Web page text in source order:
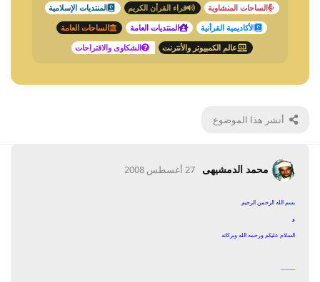
الساحات المنشاوية
قراء القرأن الكريم
المنتديات الإسلامية
الأكاديمية القرأنية
المنتديات العامة
الساحات العامة
عالم الكمبيوتر والأنترنت
الشكاوى والاقتراحات
أنشر هذا الموضوع
محمد الدمشيهى 27 أغسطس 2008
بسم الله الرحمن الرحيم
و
السلام عليكم ورحمه الله وبركاته